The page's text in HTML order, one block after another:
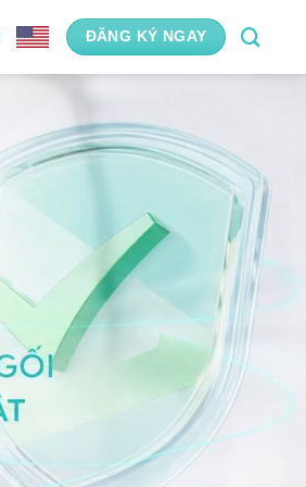
ĐĂNG KÝ NGAY